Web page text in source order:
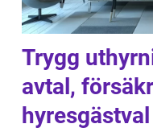
Trygg
avtal,
hyresgästval